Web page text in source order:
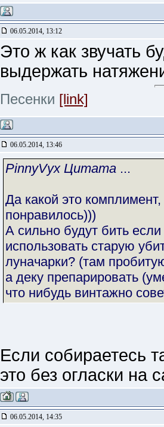
06.05.2014, 13:12
Это ж как звучать
выдержать
Песенки [link]
06.05.2014, 13:46
PinnyVyx Цитата ...
Да какой это
понравилось)))
А сильно будут бить
использовать старую
луначарки? (там
а деку препарировать
что нибудь винтажно
Если собираетесь
это без огласки на
06.05.2014, 14:35